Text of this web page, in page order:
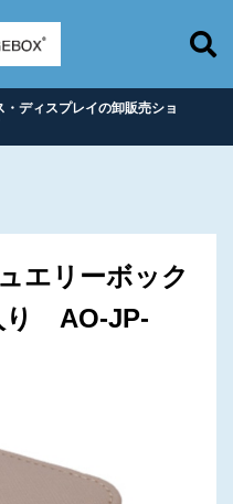
ディスプレイの卸販売ショ
エリーボック
り AO-JP-